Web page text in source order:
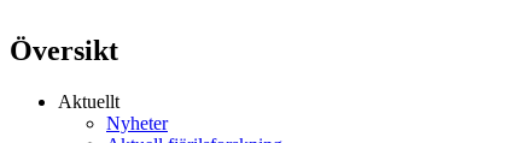
Översikt
Aktuellt
Nyheter